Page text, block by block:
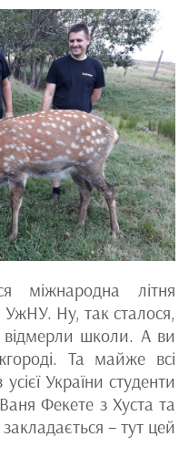
міжнародна літня
Ну, так сталося,
відмерли школи. А ви
Та майже всі
України студенти
Фекете з Хуста та
– тут цей